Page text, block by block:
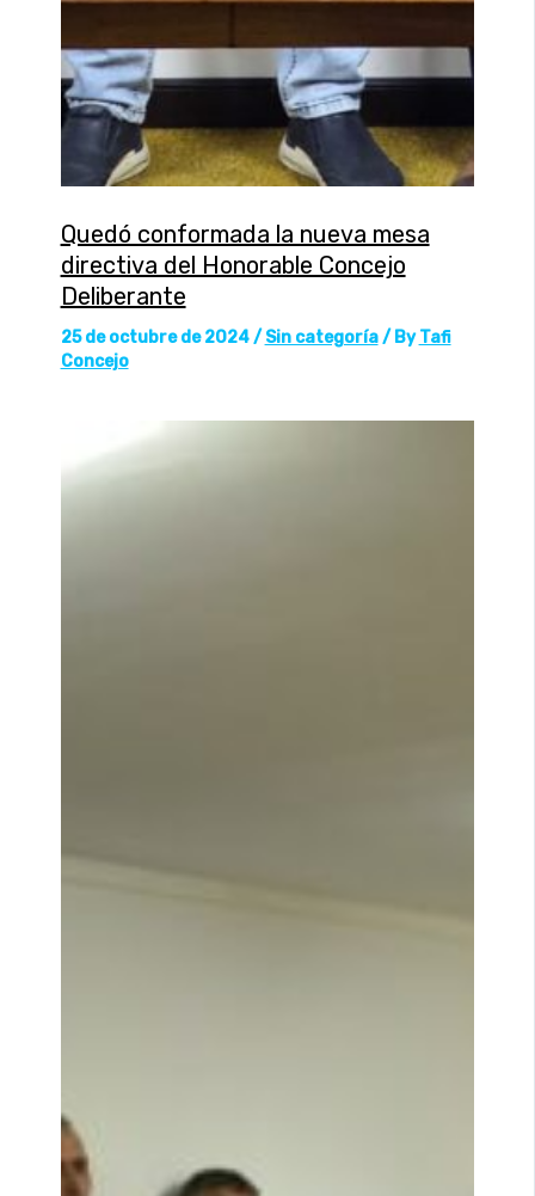
Quedó conformada la nueva mesa
directiva del Honorable Concejo
Deliberante
25 de octubre de 2024/ Sin categoría/ ByTafi
Concejo